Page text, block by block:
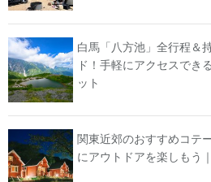
白馬「八方池」全行程＆
ド！手軽にアクセスでき
ット
関東近郊のおすすめコテ
にアウトドアを楽しもう